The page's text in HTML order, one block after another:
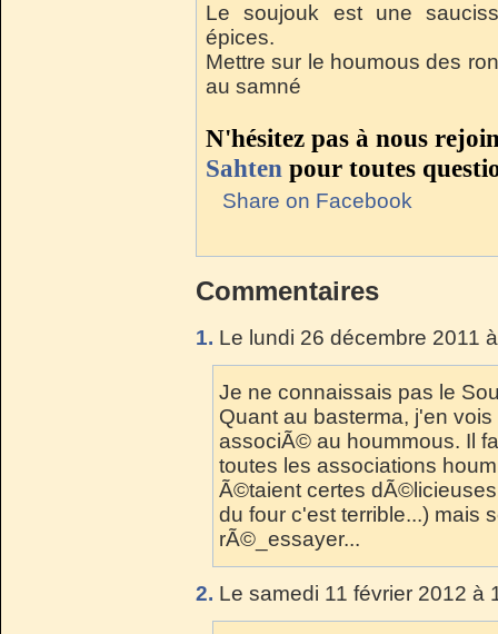
Le soujouk est une
épices.
Mettre sur le houmous des
au samné
N'hésitez pas à nous
Sahten pour toutes
Share on Facebook
Commentaires
1. Le lundi 26 décembre 2011
Je ne connaissais pas le
Quant au basterma, j'en
associÃ© au hoummous. Il
toutes les associations
Ã©taient certes
du four c'est terrible...) mais
rÃ©_essayer...
2. Le samedi 11 février 2012 à